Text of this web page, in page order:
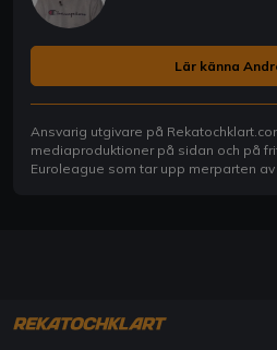
Lär känna
Ansvarig utgivare på
mediaproduktioner på sidan och på
Euroleague som tar upp merparten av